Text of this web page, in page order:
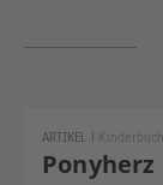
Ponyherz
ARTIKEL |